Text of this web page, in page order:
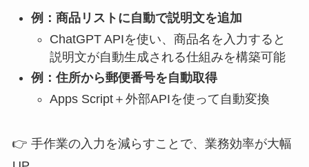
例：商品リストに自動で説明文を追加
ChatGPT APIを使い、商品名を入力すると
説明文が自動生成される仕組みを構築可能
例：住所から郵便番号を自動取得
Apps Script＋外部APIを使って自動変換
👉 手作業の入力を減らすことで、業務効率が大幅